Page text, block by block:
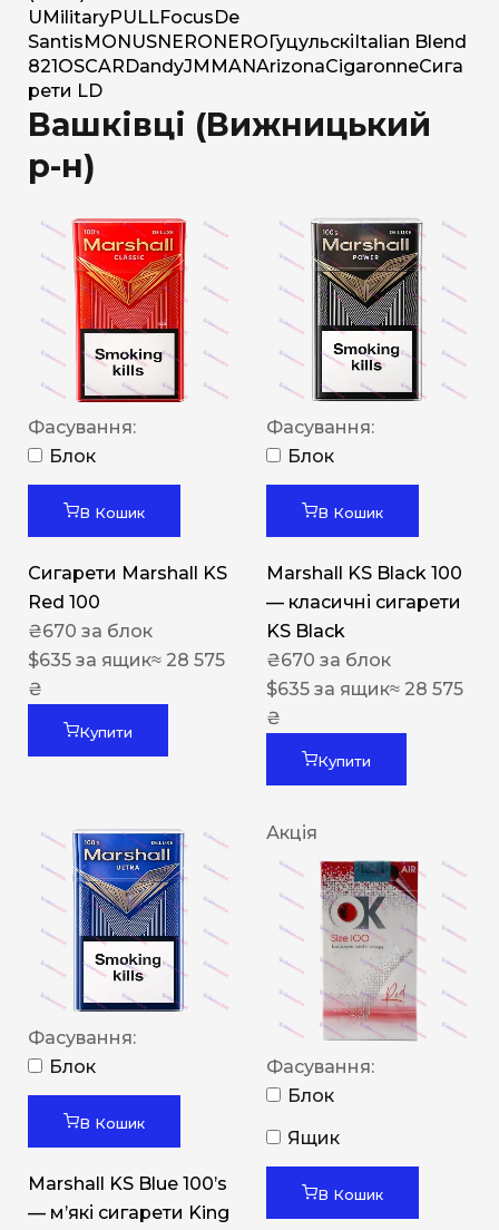
U MilitaryPULLFocus De
Santis MONUSNERO NERO Гуцульскі Italian Blend
821 OSCAR DandyJM MANArizonaCigaronneСига
рети LD
Вашківці (Вижницький
р-н)
Фасування:
Блок
В Кошик
Сигарети Marshall KS
Red 100
₴670 за блок
$635 за ящик≈ 28 575
₴
Купити
Фасування:
Блок
В Кошик
Marshall KS Black 100
— класичні сигарети
KS Black
₴670 за блок
$635 за ящик≈ 28 575
₴
Купити
Фасування:
Блок
В Кошик
Marshall KS Blue 100’s
— м’які сигарети King
Акція
Фасування:
Блок
Ящик
В Кошик